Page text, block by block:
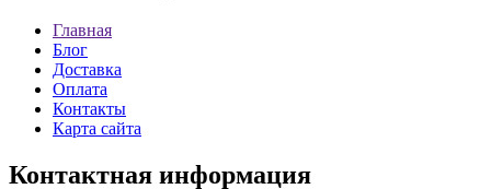
Главная
Блог
Доставка
Оплата
Контакты
Карта сайта
Контактная информация